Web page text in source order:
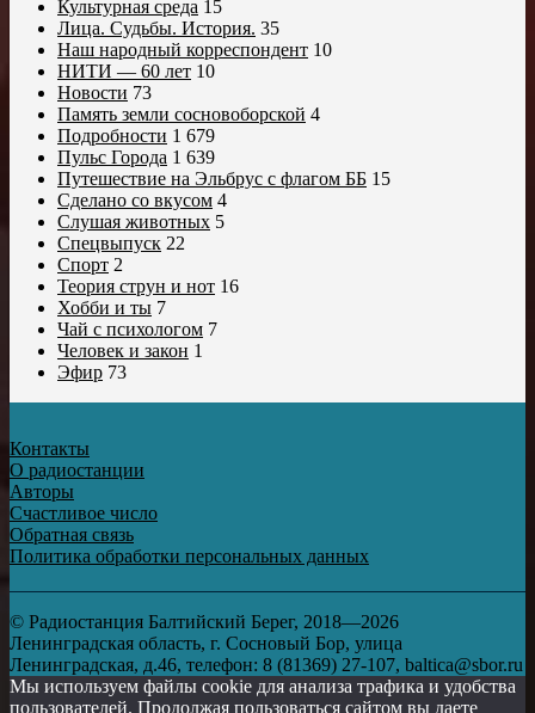
Культурная среда 15
Лица. Судьбы. История. 35
Наш народный корреспондент 10
НИТИ — 60 лет 10
Новости 73
Память земли сосновоборской 4
Подробности 1 679
Пульс Города 1 639
Путешествие на Эльбрус с флагом ББ 15
Сделано со вкусом 4
Слушая животных 5
Спецвыпуск 22
Спорт 2
Теория струн и нот 16
Хобби и ты 7
Чай с психологом 7
Человек и закон 1
Эфир 73
Контакты
О радиостанции
Авторы
Счастливое число
Обратная связь
Политика обработки персональных данных
© Радиостанция Балтийский Берег, 2018—2026
Ленинградская область, г. Сосновый Бор, улица
Ленинградская, д.46, телефон: 8 (81369) 27-107, baltica@sbor.ru
Мы используем файлы cookie для анализа трафика и удобства
пользователей. Продолжая пользоваться сайтом вы даете